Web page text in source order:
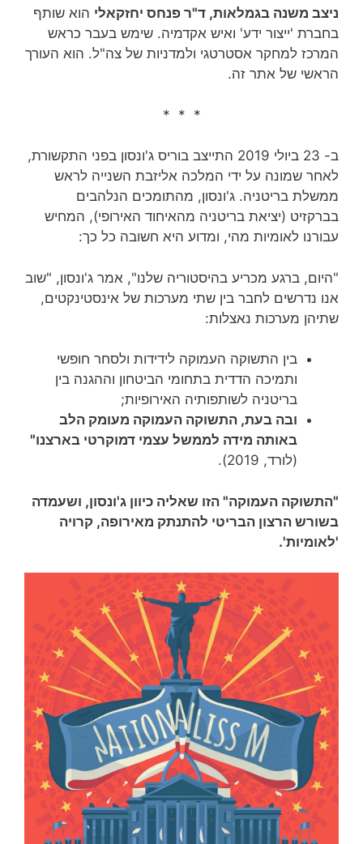
ניצב משנה בגמלאות, ד"ר פנחס יחזקאלי הוא שותף
בחברת 'ייצור ידע' ואיש אקדמיה. שימש בעבר כראש
המרכז למחקר אסטרטגי ולמדניות של צה"ל. הוא העורך
הראשי של אתר זה.
* * *
ב- 23 ביולי 2019 התייצב בוריס ג'ונסון בפני התקשורת,
לאחר שמונה על ידי המלכה אליזבת השנייה לראש
ממשלת בריטניה. ג'ונסון, מהתומכים הנלהבים
בברקזיט (יציאת בריטניה מהאיחוד האירופי), המחיש
עבורנו לאומיות מהי, ומדוע היא חשובה כל כך:
"היום, ברגע מכריע בהיסטוריה שלנו", אמר ג'ונסון, "שוב
אנו נדרשים לחבר בין שתי מערכות של אינסטינקטים,
שתיהן מערכות נאצלות:
בין התשוקה העמוקה לידידות ולסחר חופשי
ותמיכה הדדית בתחומי הביטחון וההגנה בין
בריטניה לשותפותיה האירופיות;
ובה בעת, התשוקה העמוקה מעומק הלב
באותה מידה לממשל עצמי דמוקרטי בארצנו"
(לורד, 2019).
"התשוקה העמוקה" הזו שאליה כיוון ג'ונסון, ושעמדה
בשורש הרצון הבריטי להתנתק מאירופה, קרויה
'לאומיות'.